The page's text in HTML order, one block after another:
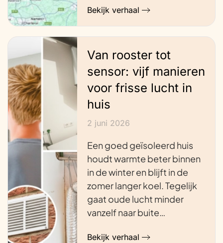
Bekijk verhaal
Van rooster tot
sensor: vijf manieren
voor frisse lucht in
huis
2 juni 2026
Een goed geïsoleerd huis
houdt warmte beter binnen
in de winter en blijft in de
zomer langer koel. Tegelijk
gaat oude lucht minder
vanzelf naar buite…
Bekijk verhaal